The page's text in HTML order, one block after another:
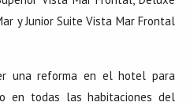
y Junior Suite Vista Mar Frontal
una reforma en el hotel para
en todas las habitaciones del